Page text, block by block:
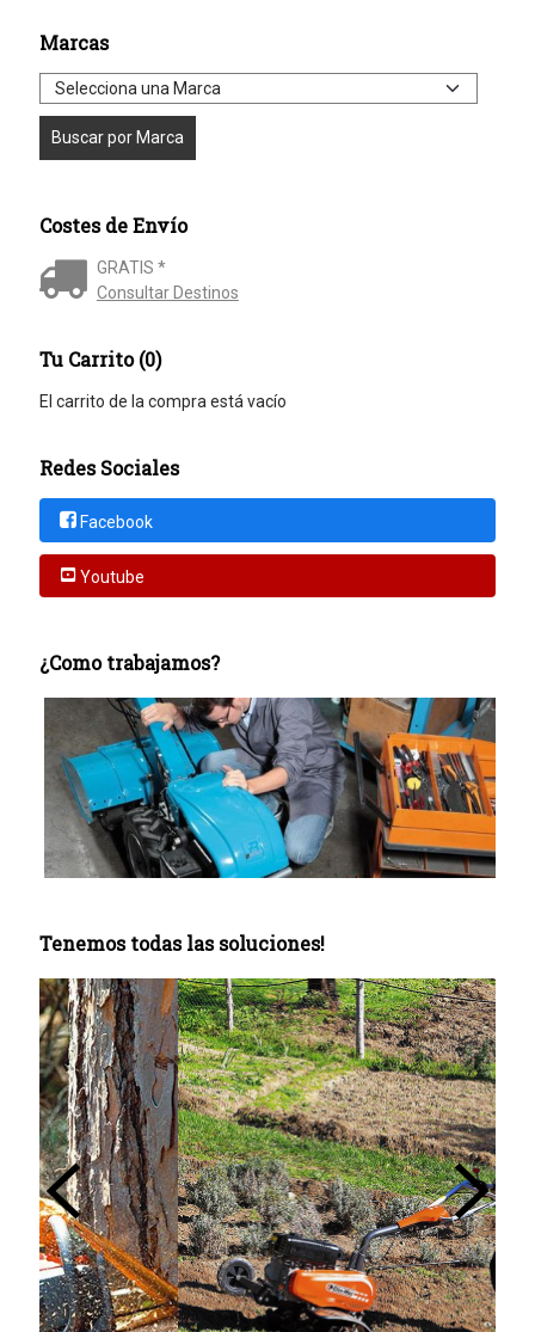
Marcas
Costes de Envío
GRATIS *
Consultar Destinos
Tu Carrito (0)
El carrito de la compra está vacío
Redes Sociales
Facebook
Youtube
¿Como trabajamos?
Tenemos todas las soluciones!